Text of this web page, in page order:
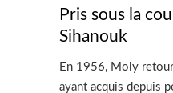
Pris sous la
Sihanouk
En 1956, Moly
ayant acquis depuis